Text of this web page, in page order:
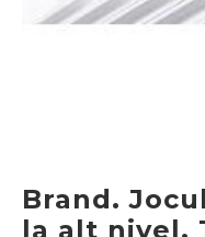
Brand.
la alt nivel.